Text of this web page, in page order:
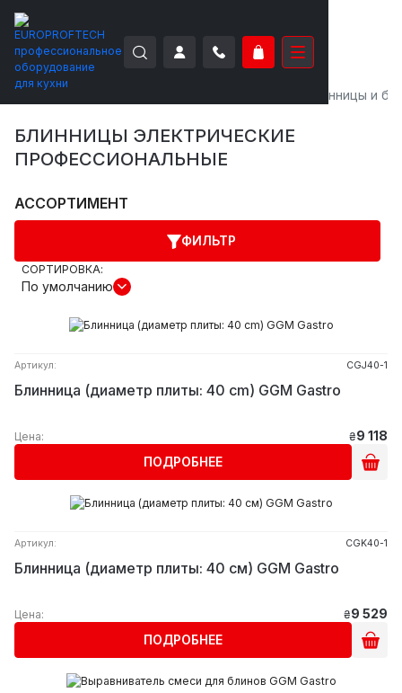
EUROPROFTECH Блинницы и
БЛИННИЦЫ ЭЛЕКТРИЧЕСКИЕ
ПРОФЕССИОНАЛЬНЫЕ
АССОРТИМЕНТ
ФИЛЬТР
СОРТИРОВКА:
По умолчанию
Артикул: CGJ40-1
Блинница (диаметр плиты: 40 cm) GGM Gastro
Цена: ₴9 118
ПОДРОБНЕЕ
Артикул: CGK40-1
Блинница (диаметр плиты: 40 см) GGM Gastro
Цена: ₴9 529
ПОДРОБНЕЕ